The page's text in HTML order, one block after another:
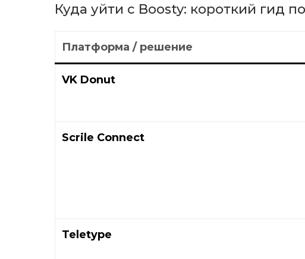
Куда уйти с Boosty: короткий гид
Платформа / решение
VK Donut
Scrile Connect
Teletype